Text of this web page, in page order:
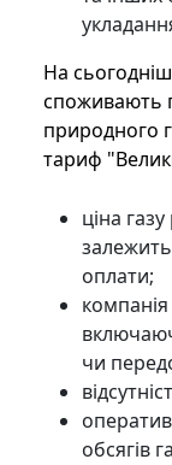
На
споживають
природного
тариф
ціна
оплати;
чи
обсягів